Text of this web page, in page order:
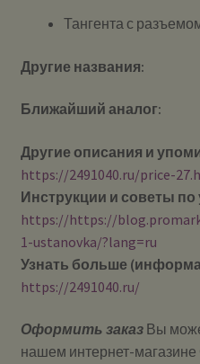
Тангента с
Другие названия:
Ближайший аналог:
Другие описания и
https://2491040.ru/price-
Инструкции и советы по
https://https://
1-ustanovka/?lang=ru
Узнать больше
https://2491040.ru/
Оформить заказВы
нашем интернет-